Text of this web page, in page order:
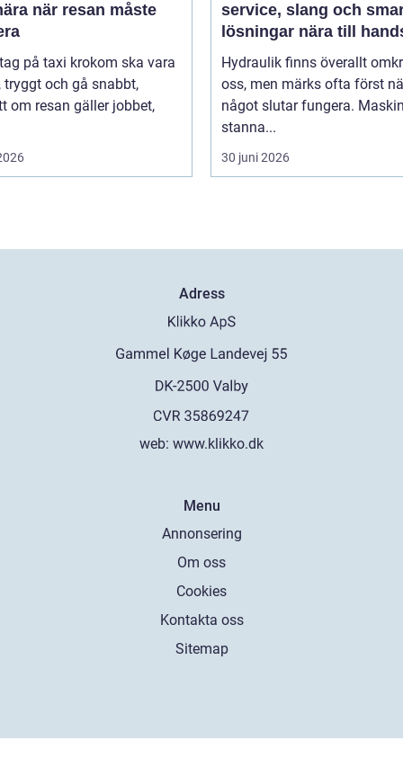
när resan måste
på taxi krokom ska vara
tryggt och gå snabbt,
om resan gäller jobbet,
service, slang och
lösningar nära till
Hydraulik finns överallt
oss, men märks ofta först
något slutar fungera.
stanna...
30 juni 2026
Adress
web: www.klikko.dk
Menu
Annonsering
Om oss
Cookies
Kontakta oss
Sitemap